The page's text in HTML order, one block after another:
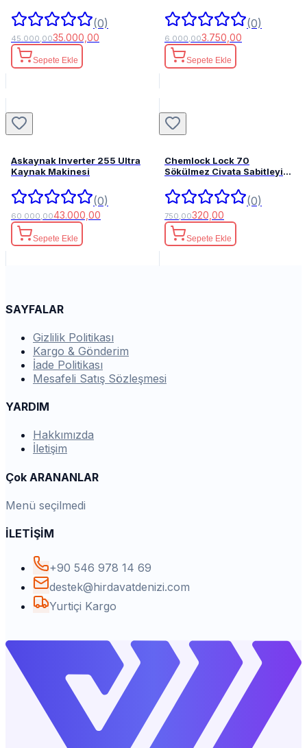
(0)
45.000,0035.000,00
Sepete Ekle
(0)
6.000,003.750,00
Sepete Ekle
Askaynak Inverter 255 Ultra
Kaynak Makinesi
(0)
60.000,0043.000,00
Sepete Ekle
Chemlock Lock 70
Sökülmez Civata Sabitleyici
(0)
750,00320,00
Sepete Ekle
SAYFALAR
Gizlilik Politikası
Kargo & Gönderim
İade Politikası
Mesafeli Satış Sözleşmesi
YARDIM
Hakkımızda
İletişim
Çok ARANANLAR
Menü seçilmedi
İLETİŞİM
+90 546 978 14 69
destek@hirdavatdenizi.com
Yurtiçi Kargo